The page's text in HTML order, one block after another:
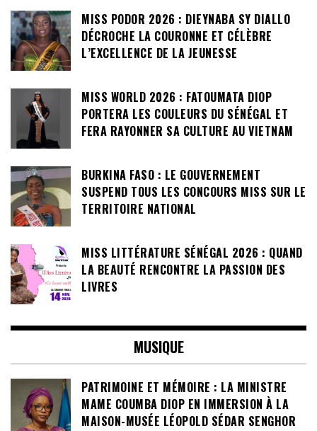
MISS PODOR 2026 : DIEYNABA SY DIALLO
DÉCROCHE LA COURONNE ET CÉLÈBRE
L’EXCELLENCE DE LA JEUNESSE
MISS WORLD 2026 : FATOUMATA DIOP
PORTERA LES COULEURS DU SÉNÉGAL ET
FERA RAYONNER SA CULTURE AU VIETNAM
BURKINA FASO : LE GOUVERNEMENT
SUSPEND TOUS LES CONCOURS MISS SUR LE
TERRITOIRE NATIONAL
MISS LITTÉRATURE SÉNÉGAL 2026 : QUAND
LA BEAUTÉ RENCONTRE LA PASSION DES
LIVRES
MUSIQUE
PATRIMOINE ET MÉMOIRE : LA MINISTRE
MAME COUMBA DIOP EN IMMERSION À LA
MAISON-MUSÉE LÉOPOLD SÉDAR SENGHOR